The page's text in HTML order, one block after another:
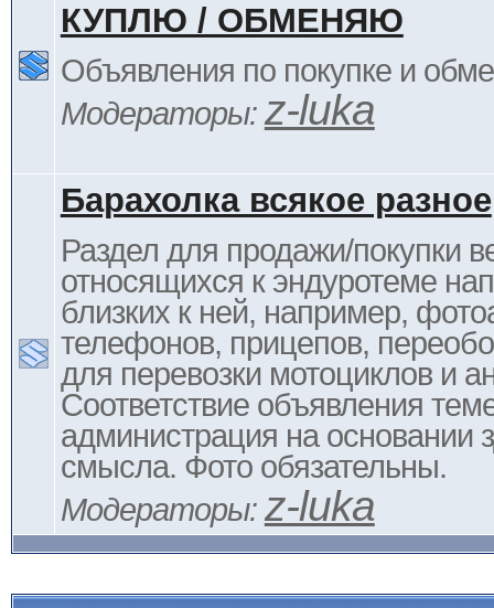
КУПЛЮ / ОБМЕНЯЮ
Объявления по покупке и
Модераторы: z-luka
Барахолка всякое разное
Раздел для продажи/покупки
относящихся к эндуротеме
близких к ней, например,
телефонов, прицепов,
для перевозки мотоциклов и
Соответствие объявления
администрация на основании
смысла. Фото обязательны.
Модераторы: z-luka